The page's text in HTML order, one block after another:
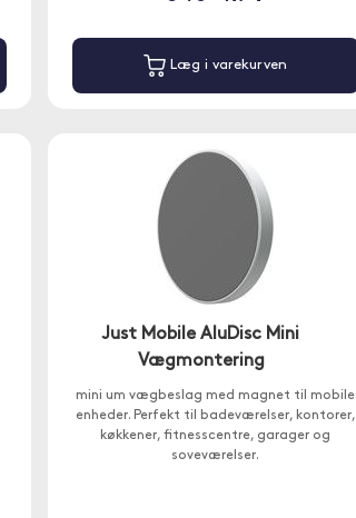
Læg i varekurven
Just Mobile AluDisc Mini
Vægmontering
mini um vægbeslag med magnet til mobile
enheder. Perfekt til badeværelser, kontorer,
køkkener, fitnesscentre, garager og
soveværelser.